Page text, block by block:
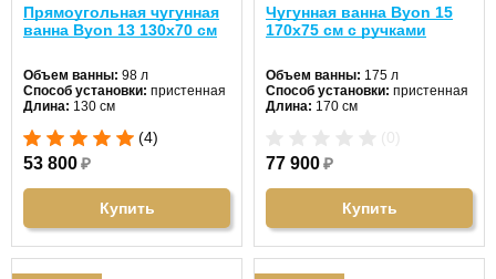
Прямоугольная чугунная
ванна Byon 13 130x70 см
Объем ванны: 98 л
Способ установки: пристенная
Длина: 130 см
Цвет:белый
Форма:прямоугольная
Материал:
(4)
53 800₽
Купить
Чугунная ванна Byon 15
170х75 см с ручками
Объем ванны: 175 л
Способ установки: пристенная
Длина: 170 см
Форма:прямоугольная
Материал:
77 900₽
Купить